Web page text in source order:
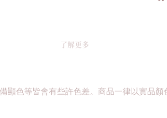
了解更多
色等皆會有些許色差。商品一律以實品顏